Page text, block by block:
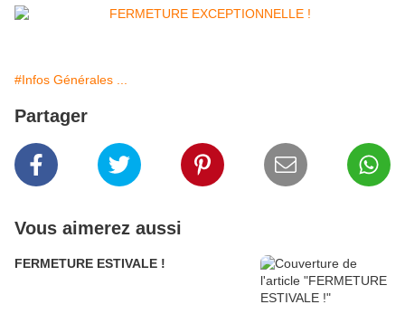
#Infos Générales ...
Partager
Vous aimerez aussi
FERMETURE ESTIVALE !